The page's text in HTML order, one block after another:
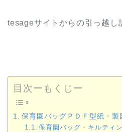
tesageサイトからの引っ越し
目次ーもくじー
保育園バッグＰＤＦ型紙・製
保育園バッグ・キルティ